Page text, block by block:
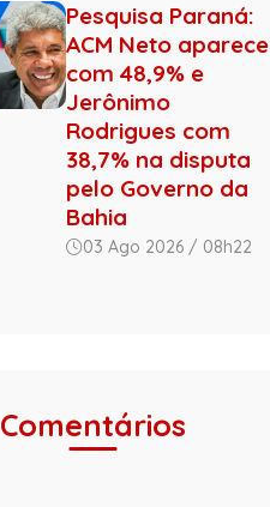
Pesquisa Paraná:
ACM Neto aparece
com 48,9% e
Jerônimo
Rodrigues com
38,7% na disputa
pelo Governo da
Bahia
03 Ago 2026 / 08h22
Comentários